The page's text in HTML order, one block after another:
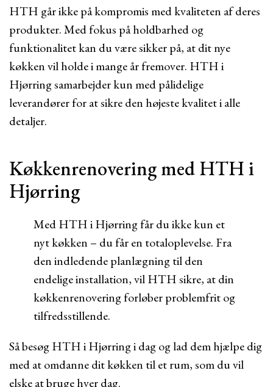
HTH går ikke på kompromis med kvaliteten af deres
produkter. Med fokus på holdbarhed og
funktionalitet kan du være sikker på, at dit nye
køkken vil holde i mange år fremover. HTH i
Hjørring samarbejder kun med pålidelige
leverandører for at sikre den højeste kvalitet i alle
detaljer.
Køkkenrenovering med HTH i
Hjørring
Med HTH i Hjørring får du ikke kun et
nyt køkken – du får en totaloplevelse. Fra
den indledende planlægning til den
endelige installation, vil HTH sikre, at din
køkkenrenovering forløber problemfrit og
tilfredsstillende.
Så besøg HTH i Hjørring i dag og lad dem hjælpe dig
med at omdanne dit køkken til et rum, som du vil
elske at bruge hver dag.